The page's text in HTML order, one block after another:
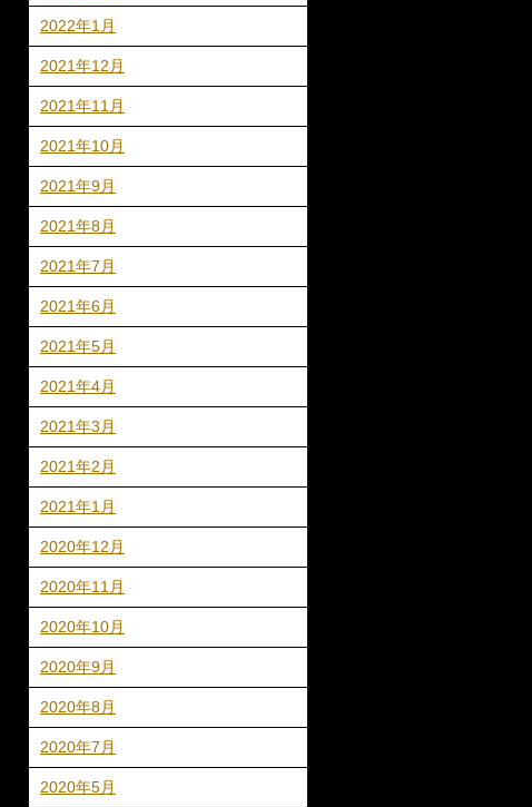
2022年1月
2021年12月
2021年11月
2021年10月
2021年9月
2021年8月
2021年7月
2021年6月
2021年5月
2021年4月
2021年3月
2021年2月
2021年1月
2020年12月
2020年11月
2020年10月
2020年9月
2020年8月
2020年7月
2020年5月